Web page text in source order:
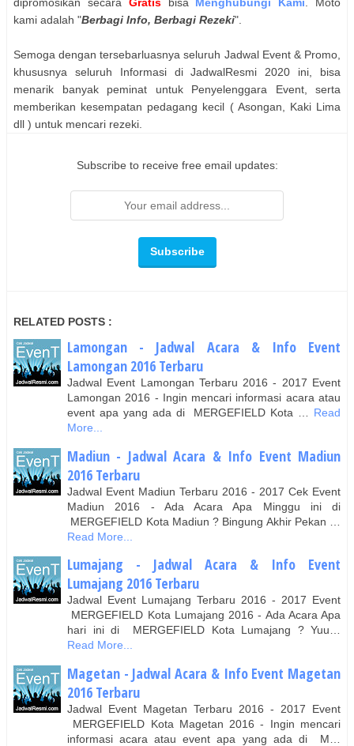
kami adalah "Berbagi Info, Berbagi Rezeki".
Semoga dengan tersebarluasnya seluruh Jadwal Event & Promo,
khususnya seluruh Informasi di JadwalResmi 2020 ini, bisa
menarik banyak peminat untuk Penyelenggara Event, serta
memberikan kesempatan pedagang kecil ( Asongan, Kaki Lima
dll ) untuk mencari rezeki.
Subscribe to receive free email updates:
RELATED POSTS :
Lamongan - Jadwal Acara & Info Event
Lamongan 2016 Terbaru
Jadwal Event Lamongan Terbaru 2016 - 2017 Event
Lamongan 2016 - Ingin mencari informasi acara atau
event apa yang ada di MERGEFIELD Kota …
Read
More...
Madiun - Jadwal Acara & Info Event Madiun
2016 Terbaru
Jadwal Event Madiun Terbaru 2016 - 2017 Cek Event
Madiun 2016 - Ada Acara Apa Minggu ini di
MERGEFIELD Kota Madiun ? Bingung Akhir Pekan …
Read More...
Lumajang - Jadwal Acara & Info Event
Lumajang 2016 Terbaru
Jadwal Event Lumajang Terbaru 2016 - 2017 Event
MERGEFIELD Kota Lumajang 2016 - Ada Acara Apa
hari ini di MERGEFIELD Kota Lumajang ? Yuu…
Read More...
Magetan - Jadwal Acara & Info Event Magetan
2016 Terbaru
Jadwal Event Magetan Terbaru 2016 - 2017 Event
MERGEFIELD Kota Magetan 2016 - Ingin mencari
informasi acara atau event apa yang ada di M…